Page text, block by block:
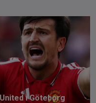
i Göteborg